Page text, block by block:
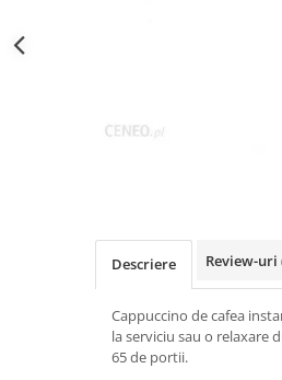
Descriere Review-uri
Cappuccino de cafea
la serviciu sau o relaxare
65 de portii.